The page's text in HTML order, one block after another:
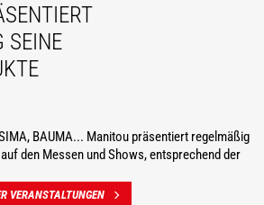
N
BAUMA... Manitou präsentiert regelmäßig
den Messen und Shows, entsprechend der
VERANSTALTUNGEN